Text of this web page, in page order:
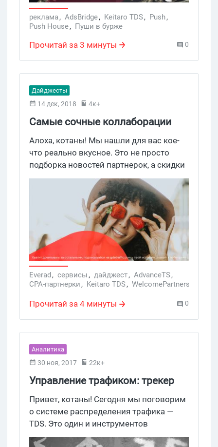
реклама, AdsBridge, Keitaro TDS, Push,
Push House, Пуши в бурже
Прочитай за 3 минуты 0
Дайджесты
14 дек, 2018 4к+
Самые сочные коллаборации
партнерок и сервисов
Алоха, котаны! Мы нашли для вас кое-
что реально вкусное. Это не просто
подборка новостей партнерок, а скидки
и специальные предложения на самые
годные арбитражные сервисы. Вам
понравится. Готовы?
Everad, сервисы, дайджест, AdvanceTS,
CPA-партнерки, Keitaro TDS, WelcomePartners
дайджест Где Трафик,ad1.ru
Dr.Cash,Tranding.bid
Прочитай за 4 минуты 0
Аналитика
30 ноя, 2017 22к+
Управление трафиком: трекер
или TDS?
Привет, котаны! Сегодня мы поговорим
о системе распределения трафика —
TDS. Это один и инструментов
ускорения своей работы, и сейчас мы